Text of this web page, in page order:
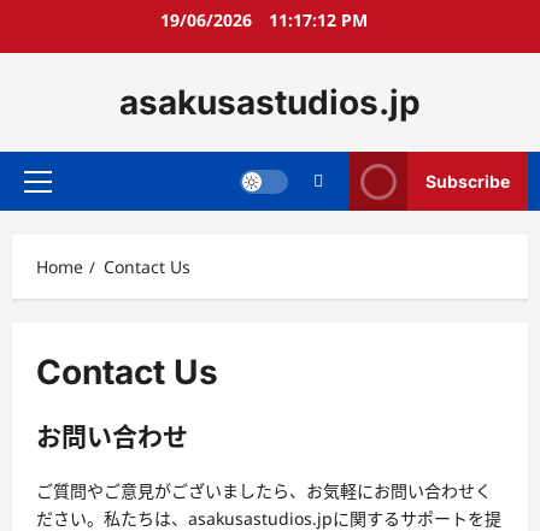
19/06/2026 11:17:12 PM
asakusastudios.jp
Primary
Subscribe
Home Contact Us
Contact Us
お問い合わせ
ご質問やご意見がございましたら、お気軽にお問い合わせく
ださい。私たちは、asakusastudios.jpに関するサポートを提